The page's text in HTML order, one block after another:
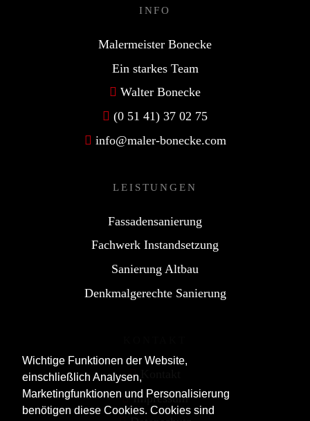
Wichtige Funktionen der Website,
einschließlich Analysen,
Marketingfunktionen und Personalisierung
benötigen diese Cookies. Cookies sind
Wichtige Funktionen der Website,
einschließlich Analysen,
Marketingfunktionen und Personalisierung
benötigen diese Cookies. Cookies sind
INFO
Malermeister Bonecke
Ein starkes Team
Walter Bonecke
(0 51 41) 37 02 75
info@maler-bonecke.com
LEISTUNGEN
Fassadensanierung
Fachwerk Instandsetzung
Sanierung Altbau
Denkmalgerechte Sanierung
Impressum